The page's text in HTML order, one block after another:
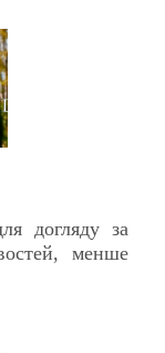
догляду за
менше